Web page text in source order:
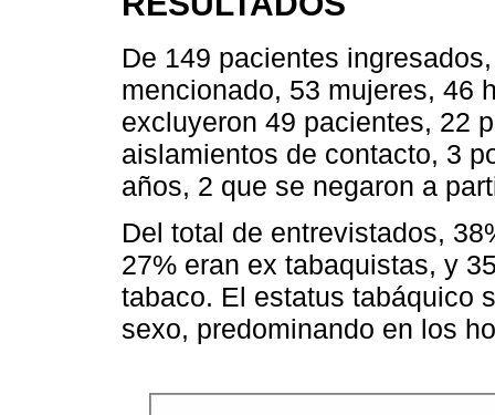
De 149 pacientes
mencionado, 53 mujeres, 46
excluyeron 49 pacientes, 22
aislamientos de contacto, 3
años, 2 que se negaron a
Del total de entrevistados,
27% eran ex tabaquistas, y
tabaco. El estatus tabáquico
sexo, predominando en los